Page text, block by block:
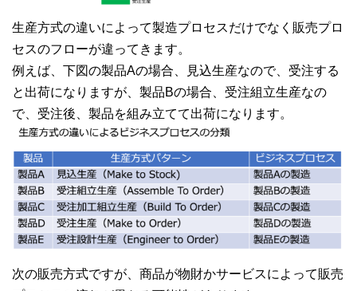
生産方式の違いによって製造プロセスだけでなく販売プロ
セスのフローが違ってきます。
例えば、下図の製品Aの場合、見込生産なので、受注する
と出荷になりますが、製品Bの場合、受注組立生産なの
で、受注後、製品を組み立てて出荷になります。
次の販売方式ですが、商品が物財かサービスによって販売